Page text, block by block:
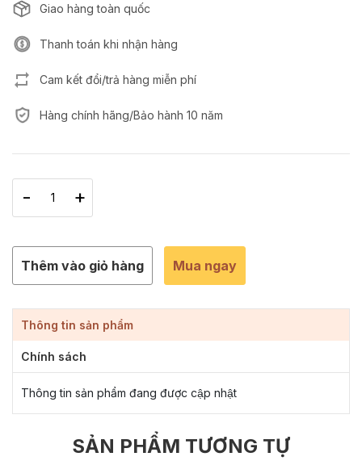
Giao hàng toàn quốc
Thanh toán khi nhận hàng
Cam kết đổi/trả hàng miễn phí
Hàng chính hãng/Bảo hành 10 năm
- +
Thêm vào giỏ hàng Mua ngay
Thông tin sản phẩm
Chính sách
Thông tin sản phẩm đang được cập nhật
SẢN PHẨM TƯƠNG TỰ